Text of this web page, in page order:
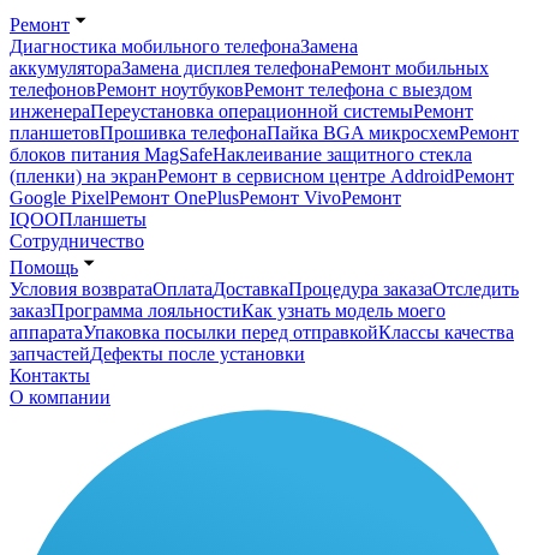
Ремонт
Диагностика мобильного телефонаЗамена
аккумулятораЗамена дисплея телефонаРемонт мобильных
телефоновРемонт ноутбуковРемонт телефона с выездом
инженераПереустановка операционной системыРемонт
планшетовПрошивка телефонаПайка BGA микросхемРемонт
блоков питания MagSafeНаклеивание защитного стекла
(пленки) на экранРемонт в сервисном центре AddroidРемонт
Google PixelРемонт OnePlusРемонт VivoРемонт
IQOOПланшеты
Сотрудничество
Помощь
Условия возвратаОплатаДоставкаПроцедура заказаОтследить
заказПрограмма лояльностиКак узнать модель моего
аппаратаУпаковка посылки перед отправкойКлассы качества
запчастейДефекты после установки
Контакты
О компании